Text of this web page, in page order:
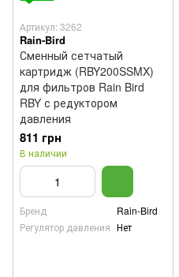
Артикул: 3262
Rain-Bird
Сменный сетчатый
картридж (RBY200SSMX)
для фильтров Rain Bird
RBY с редуктором
давления
811 грн
В наличии
Бренд
Rain-Bird
Регулятор давления Нет